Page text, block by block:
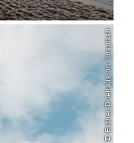
© Esther Driehaus on Unsplash